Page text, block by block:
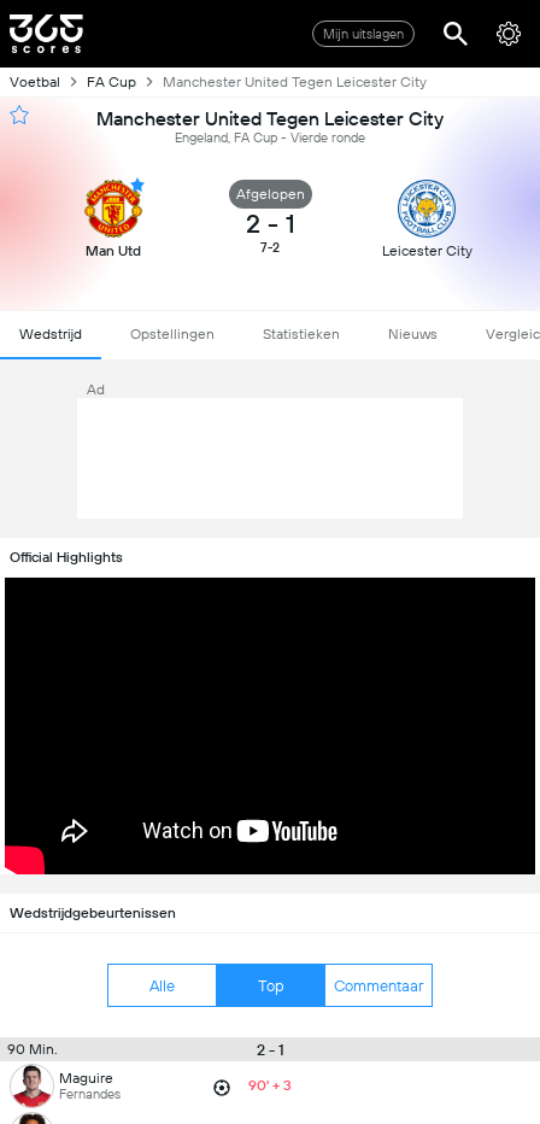
Mijn uitslagen
Voetbal FA Cup Manchester United Tegen Leicester City
Manchester United Tegen Leicester City
Engeland, FA Cup - Vierde ronde
Man Utd
Afgelopen
2 - 1
7-2 Leicester City
Wedstrijd Opstellingen Statistieken Nieuws
Ad
Official Highlights
Wedstrijdgebeurtenissen
Alle Top Commentaar
90 Min. 2 - 1
Maguire
Fernandes 90' + 3